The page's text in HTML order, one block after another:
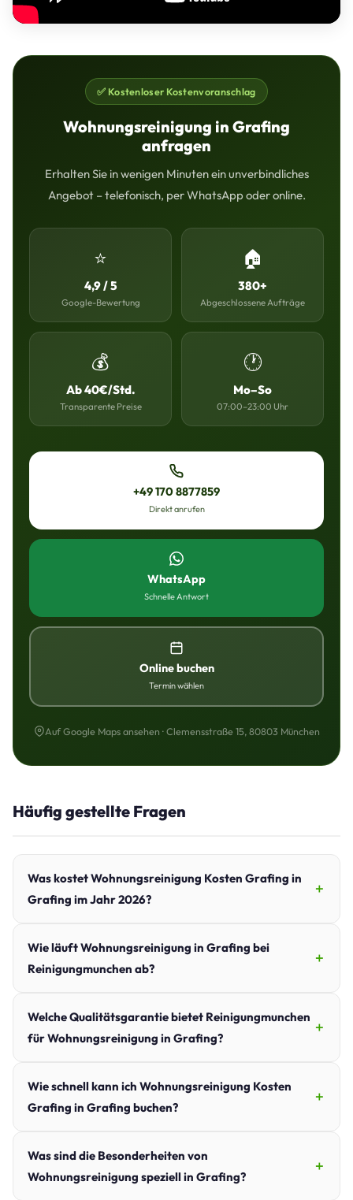
✅ Kostenloser Kostenvoranschlag
Wohnungsreinigung in Grafing
anfragen
Erhalten Sie in wenigen Minuten ein unverbindliches
Angebot – telefonisch, per WhatsApp oder online.
⭐
4,9 / 5
Google-Bewertung
🏠
380+
Abgeschlossene Aufträge
💰
Ab 40€/Std.
Transparente Preise
🕐
Mo–So
07:00–23:00 Uhr
+49 170 8877859
Direkt anrufen
WhatsApp
Schnelle Antwort
Online buchen
Termin wählen
Auf Google Maps ansehen · Clemensstraße 15, 80803 München
Häufig gestellte Fragen
Was kostet Wohnungsreinigung Kosten Grafing in
Grafing im Jahr 2026?
Wie läuft Wohnungsreinigung in Grafing bei
Reinigungmunchen ab?
Welche Qualitätsgarantie bietet Reinigungmunchen
für Wohnungsreinigung in Grafing?
Wie schnell kann ich Wohnungsreinigung Kosten
Grafing in Grafing buchen?
Was sind die Besonderheiten von
Wohnungsreinigung speziell in Grafing?